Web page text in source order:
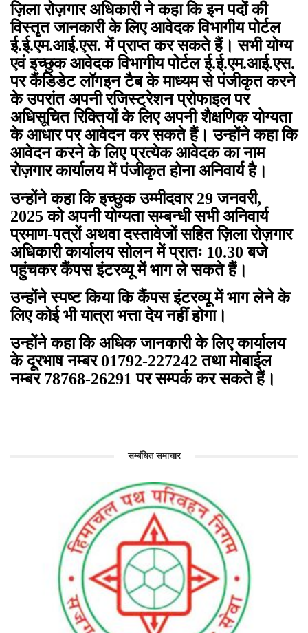
ज़िला रोज़गार अधिकारी ने कहा कि इन पदों की
विस्तृत जानकारी के लिए आवेदक विभागीय पोर्टल
ई.ई.एम.आई.एस. में प्राप्त कर सकते हैं। सभी योग्य
एवं इच्छुक आवेदक विभागीय पोर्टल ई.ई.एम.आई.एस.
पर कैंडिडेट लॉगइन टैब के माध्यम से पंजीकृत करने
के उपरांत अपनी रजिस्ट्रेशन प्रोफाइल पर
अधिसूचित रिक्तियों के लिए अपनी शैक्षणिक योग्यता
के आधार पर आवेदन कर सकते हैं। उन्होंने कहा कि
आवेदन करने के लिए प्रत्येक आवेदक का नाम
रोज़गार कार्यालय में पंजीकृत होना अनिवार्य है।
उन्होंने कहा कि इच्छुक उम्मीदवार 29 जनवरी,
2025 को अपनी योग्यता सम्बन्धी सभी अनिवार्य
प्रमाण-पत्रों अथवा दस्तावेजों सहित ज़िला रोज़गार
अधिकारी कार्यालय सोलन में प्रातः 10.30 बजे
पहुंचकर कैंपस इंटरव्यू में भाग ले सकते हैं।
उन्होंने स्पष्ट किया कि कैंपस इंटरव्यू में भाग लेने के
लिए कोई भी यात्रा भत्ता देय नहीं होगा।
उन्होंने कहा कि अधिक जानकारी के लिए कार्यालय
के दूरभाष नम्बर 01792-227242 तथा मोबाईल
नम्बर 78768-26291 पर सम्पर्क कर सकते हैं।
सम्बंधित समाचार